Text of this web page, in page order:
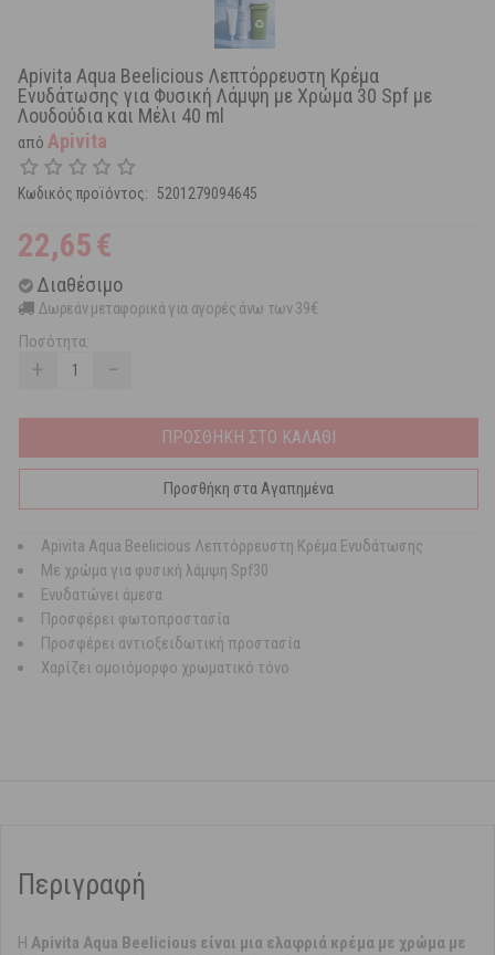
Apivita Aqua Beelicious Λεπτόρρευστη Κρέμα
Ενυδάτωσης για Φυσική Λάμψη με Χρώμα 30 Spf με
Λουδούδια και Μέλι 40 ml
από Apivita
Κωδικός προϊόντος: 5201279094645
22,65€
Διαθέσιμο
Δωρεάν μεταφορικά για αγορές άνω των 39€
Ποσότητα:
+ −
ΠΡΟΣΘΗΚΗ ΣΤΟ ΚΑΛΑΘΙ
Προσθήκη στα Αγαπημένα
Apivita Aqua Beelicious Λεπτόρρευστη Κρέμα Ενυδάτωσης
Με χρώμα για φυσική λάμψη Spf30
Ενυδατώνει άμεσα
Προσφέρει φωτοπροστασία
Προσφέρει αντιοξειδωτική προστασία
Χαρίζει ομοιόμορφο χρωματικό τόνο
Περιγραφή
Η Apivita Aqua Beelicious είναι μια ελαφριά κρέμα με χρώμα με